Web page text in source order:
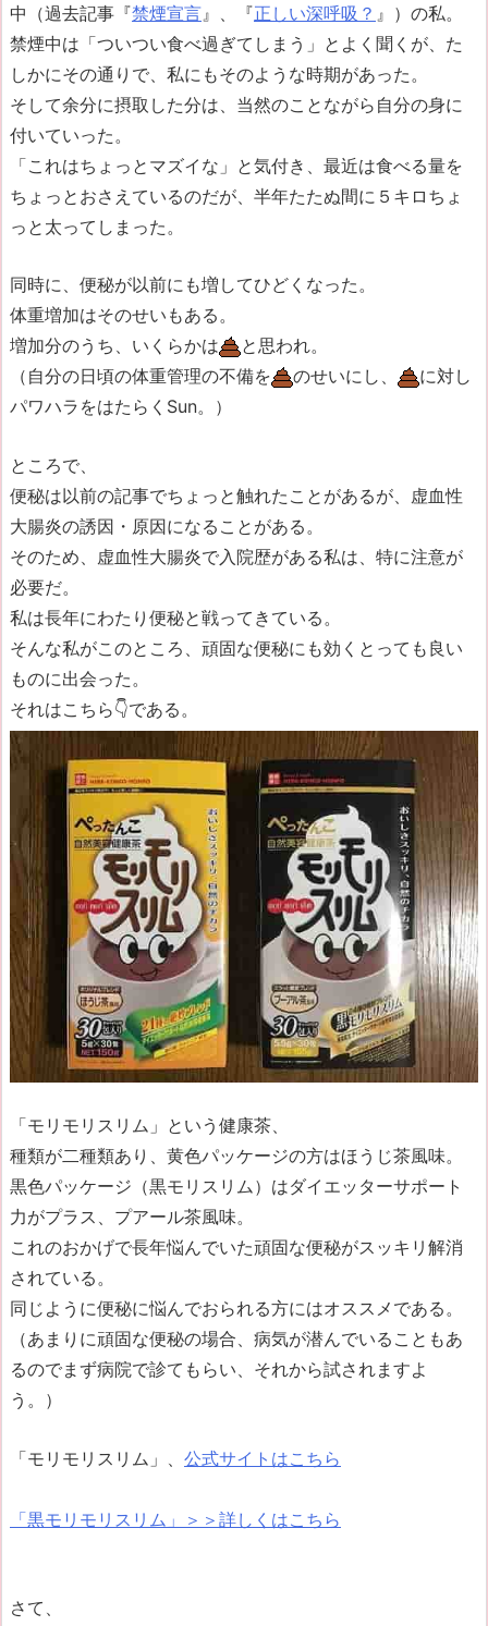
中（過去記事『禁煙宣言 』、『正しい深呼吸？ 』）の私。
禁煙中は「ついつい食べ過ぎてしまう」とよく聞くが、た
しかにその通りで、私にもそのような時期があった。
そして余分に摂取した分は、当然のことながら自分の身に
付いていった。
「これはちょっとマズイな」と気付き、最近は食べる量を
ちょっとおさえているのだが、半年たたぬ間に５キロちょ
っと太ってしまった。
同時に、便秘が以前にも増してひどくなった。
体重増加はそのせいもある。
増加分のうち、いくらかは
と思われ。
（自分の日頃の体重管理の不備を
のせいにし、
に対し
パワハラをはたらくSun。）
ところで、
便秘は以前の記事でちょっと触れたことがあるが、虚血性
大腸炎の誘因・原因になることがある。
そのため、虚血性大腸炎で入院歴がある私は、特に注意が
必要だ。
私は長年にわたり便秘と戦ってきている。
そんな私がこのところ、頑固な便秘にも効くとっても良い
ものに出会った。
それはこちら👇である。
「モリモリスリム」という健康茶、
種類が二種類あり、黄色パッケージの方はほうじ茶風味。
黒色パッケージ（黒モリスリム）はダイエッターサポート
力がプラス、プアール茶風味。
これのおかげで長年悩んでいた頑固な便秘がスッキリ解消
されている。
同じように便秘に悩んでおられる方にはオススメである。
（あまりに頑固な便秘の場合、病気が潜んでいることもあ
るのでまず病院で診てもらい、それから試されますよ
う。）
「モリモリスリム」、 公式サイトはこちら
「黒モリモリスリム」＞＞詳しくはこちら
さて、